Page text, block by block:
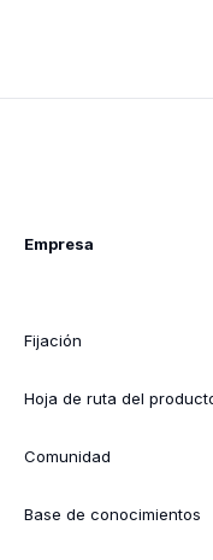
Empresa
Fijación
Hoja de ruta del
Comunidad
Base de conocimientos